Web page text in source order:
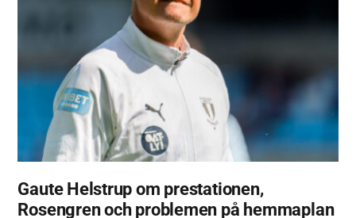
Gaute Helstrup om prestationen,
Rosengren och problemen på hemmaplan